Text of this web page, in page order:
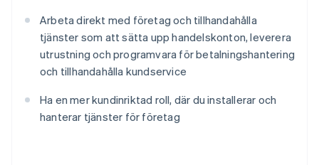
Arbeta direkt med företag och tillhandahålla
tjänster som att sätta upp handelskonton, leverera
utrustning och programvara för betalningshantering
och tillhandahålla kundservice
Ha en mer kundinriktad roll, där du installerar och
hanterar tjänster för företag